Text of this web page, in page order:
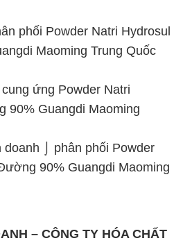
phối Powder Natri Hydrosul
Maoming Trung Quốc
ứng Powder Natri
90% Guangdi Maoming
⌡ phân phối Powder
90% Guangdi Maoming
– CÔNG TY HÓA CHẤT